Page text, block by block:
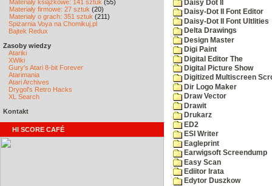
Materiały książkowe: 141 sztuk (55)
Materiały firmowe: 27 sztuk (20)
Materiały o grach: 351 sztuk (211)
Spiżarnia Voya na Chomikuj.pl
Bajtek Redux
Zasoby wiedzy
Atariki
XWiki
Gury's Atari 8-bit Forever
Atarimania
Atari Archives
Drygol's Retro Hacks
XL Search
Kontakt
HI SCORE CAFÉ
Daisy Dot II
Daisy-Dot II Font Editor
Daisy-Dot II Font Ultlities
Delta Drawings
Design Master
Digi Paint
Digital Editor The
Digital Picture Show
Digitized Multiscreen
Dir Logo Maker
Draw Vector
Drawit
Drukarz
ED2
ESI Writer
Eagleprint
Earwigsoft Screendump
Easy Scan
Ediitor Irata
Edytor Duszkow